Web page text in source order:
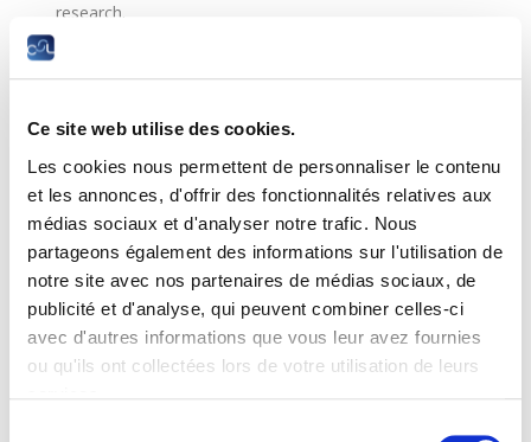
Ce site web utilise des cookies.
Les cookies nous permettent de personnaliser le contenu
et les annonces, d'offrir des fonctionnalités relatives aux
médias sociaux et d'analyser notre trafic. Nous
partageons également des informations sur l'utilisation de
notre site avec nos partenaires de médias sociaux, de
publicité et d'analyse, qui peuvent combiner celles-ci
avec d'autres informations que vous leur avez fournies
ou qu'ils ont collectées lors de votre utilisation de leurs
research.
Understand and manage the marketing mix (4 Ps).
Prerequisites
None.
30.09.2026
ME 180 €